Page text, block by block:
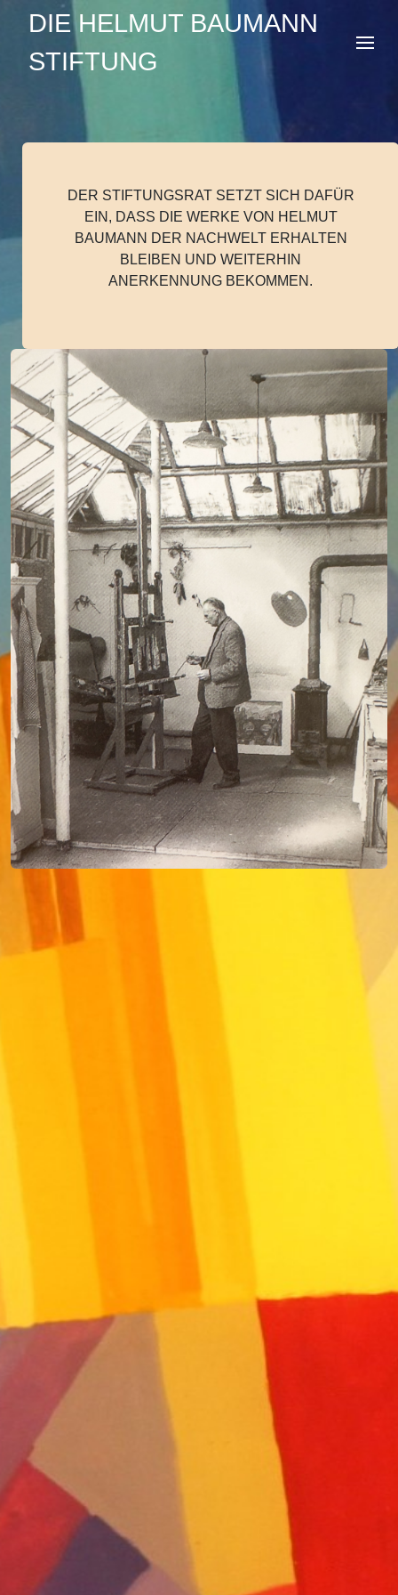
DER STIFTUNGSRAT SETZT SICH DAFÜR
EIN, DASS DIE WERKE VON HELMUT
BAUMANN DER NACHWELT ERHALTEN
BLEIBEN UND WEITERHIN
ANERKENNUNG BEKOMMEN.
DIE HELMUT BAUMANN
STIFTUNG